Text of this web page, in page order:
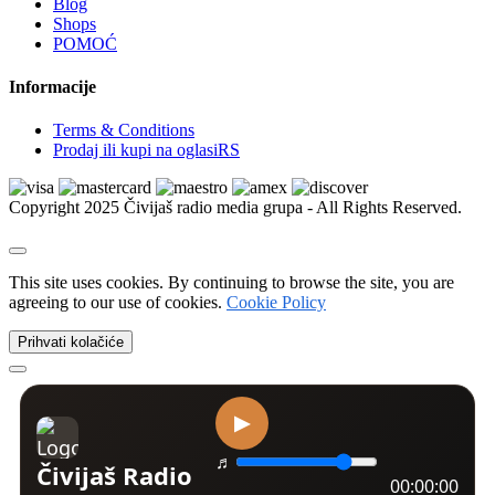
Xbox | Delovi i oprema
Nintendo
Sega | Igrice
Sega | Delovi i oprema
Figurice i knjige
VR naočare
Ostalo
Kućne ptice
Mačke
Ribice
Izgubljeni i nađeni ljubimci
Akvarijumi i oprema
Dekoracija i biljke
Morska akvaristika
Četke, makaze i trimeri
Shops
POMOĆ
Informacije
Terms & Conditions
Prodaj ili kupi na oglasiRS
Copyright 2025 Čivijaš radio media grupa - All Rights Reserved.
This site uses cookies. By continuing to browse the site, you are
agreeing to our use of cookies. Cookie Policy
Prihvati kolačiće